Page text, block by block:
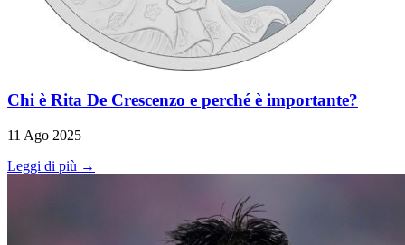
Chi è Rita De Crescenzo e perché è importante?
11 Ago 2025
Leggi di più →